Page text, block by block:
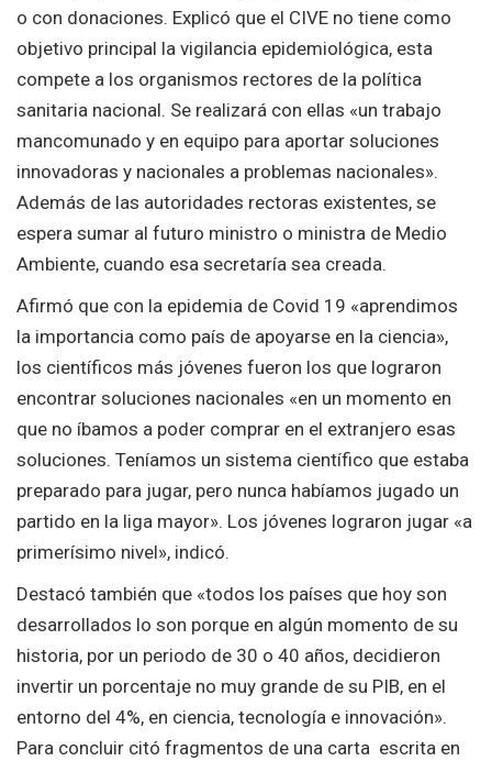
o con donaciones. Explicó que el CIVE no tiene como
objetivo principal la vigilancia epidemiológica, esta
compete a los organismos rectores de la política
sanitaria nacional. Se realizará con ellas «un trabajo
mancomunado y en equipo para aportar soluciones
innovadoras y nacionales a problemas nacionales».
Además de las autoridades rectoras existentes, se
espera sumar al futuro ministro o ministra de Medio
Ambiente, cuando esa secretaría sea creada.
Afirmó que con la epidemia de Covid 19 «aprendimos
la importancia como país de apoyarse en la ciencia»,
los científicos más jóvenes fueron los que lograron
encontrar soluciones nacionales «en un momento en
que no íbamos a poder comprar en el extranjero esas
soluciones. Teníamos un sistema científico que estaba
preparado para jugar, pero nunca habíamos jugado un
partido en la liga mayor». Los jóvenes lograron jugar «a
primerísimo nivel», indicó.
Destacó también que «todos los países que hoy son
desarrollados lo son porque en algún momento de su
historia, por un periodo de 30 o 40 años, decidieron
invertir un porcentaje no muy grande de su PIB, en el
entorno del 4%, en ciencia, tecnología e innovación».
Para concluir citó fragmentos de una carta escrita en